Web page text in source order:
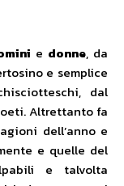
e donne, da
e semplice
dal
Altrettanto fa
dell’anno e
e quelle del
e talvolta